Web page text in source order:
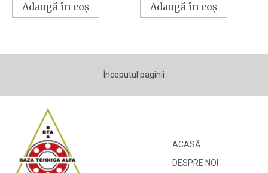
Adaugă în coș Adaugă în coș
Începutul paginii
ACASĂ
DESPRE NOI